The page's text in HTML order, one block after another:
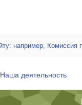
Наша деятельность